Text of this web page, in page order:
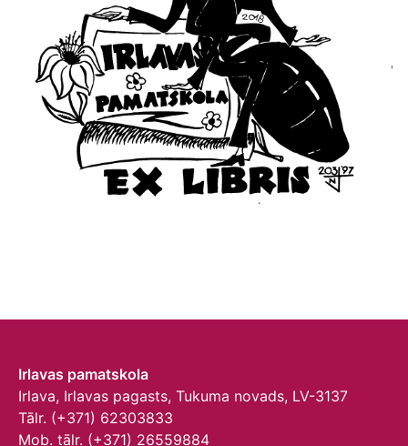
Irlavas pamatskola
Irlava, Irlavas pagasts, Tukuma novads, LV-3137
Tālr. (+371) 62303833
Mob. tālr. (+371) 26559884